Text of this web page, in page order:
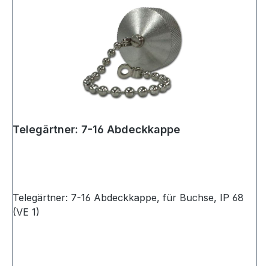
Telegärtner: 7-16 Abdeckkappe
Telegärtner: 7-16 Abdeckkappe, für Buchse, IP 68
(VE 1)